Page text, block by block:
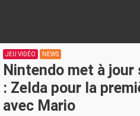
JEU VIDÉO NEWS
Nintendo met à
: Zelda pour la
avec Mario